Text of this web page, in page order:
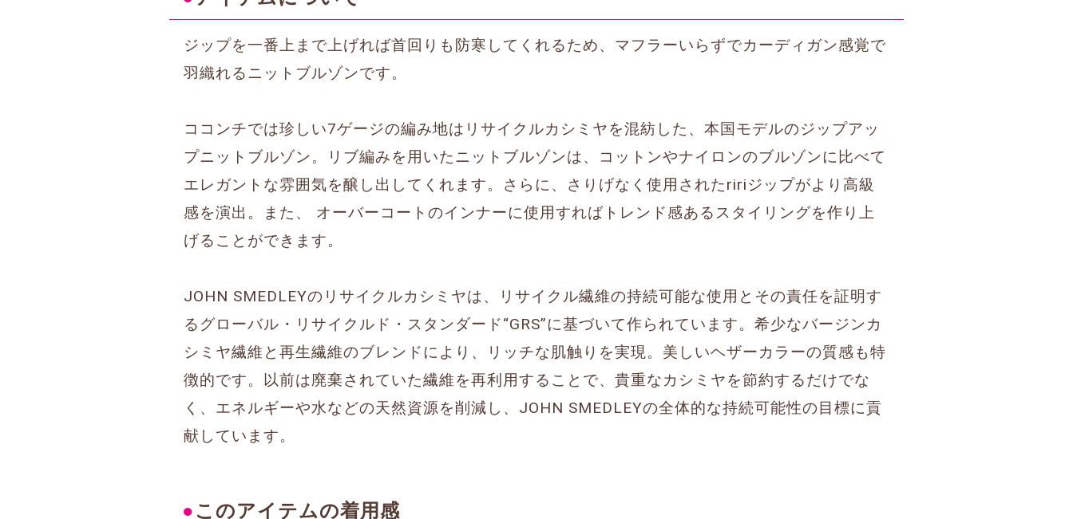
ジップを一番上まで上げれば首回りも防寒してくれるため、マフラーいらずでカーディガン感覚で
羽織れるニットブルゾンです。
ココンチでは珍しい7ゲージの編み地はリサイクルカシミヤを混紡した、本国モデルのジップアッ
プニットブルゾン。リブ編みを用いたニットブルゾンは、コットンやナイロンのブルゾンに比べて
エレガントな雰囲気を醸し出してくれます。さらに、さりげなく使用されたririジップがより高級
感を演出。また、 オーバーコートのインナーに使用すればトレンド感あるスタイリングを作り上
げることができます。
JOHN SMEDLEYのリサイクルカシミヤは、リサイクル繊維の持続可能な使用とその責任を証明す
るグローバル・リサイクルド・スタンダード“GRS”に基づいて作られています。希少なバージンカ
シミヤ繊維と再生繊維のブレンドにより、リッチな肌触りを実現。美しいヘザーカラーの質感も特
徴的です。以前は廃棄されていた繊維を再利用することで、貴重なカシミヤを節約するだけでな
く、エネルギーや水などの天然資源を削減し、JOHN SMEDLEYの全体的な持続可能性の目標に貢
献しています。
●このアイテムの着用感